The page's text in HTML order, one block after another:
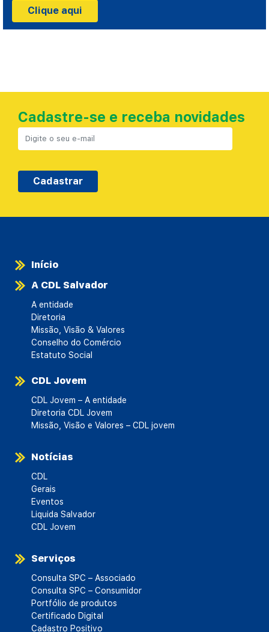
Clique aqui
Cadastre-se e receba novidades
Cadastrar
Início
A CDL Salvador
A entidade
Diretoria
Missão, Visão & Valores
Conselho do Comércio
Estatuto Social
CDL Jovem
CDL Jovem – A entidade
Diretoria CDL Jovem
Missão, Visão e Valores – CDL jovem
Notícias
CDL
Gerais
Eventos
Liquida Salvador
CDL Jovem
Serviços
Consulta SPC – Associado
Consulta SPC – Consumidor
Portfólio de produtos
Certificado Digital
Cadastro Positivo